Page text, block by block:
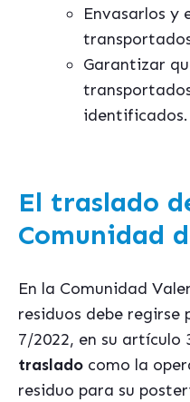
Envasarlos y
Garantizar
identificados.
El traslado
Comunidad
En la Comunidad
residuos debe regirse
7/2022, en su artículo
traslado como la
residuo para su